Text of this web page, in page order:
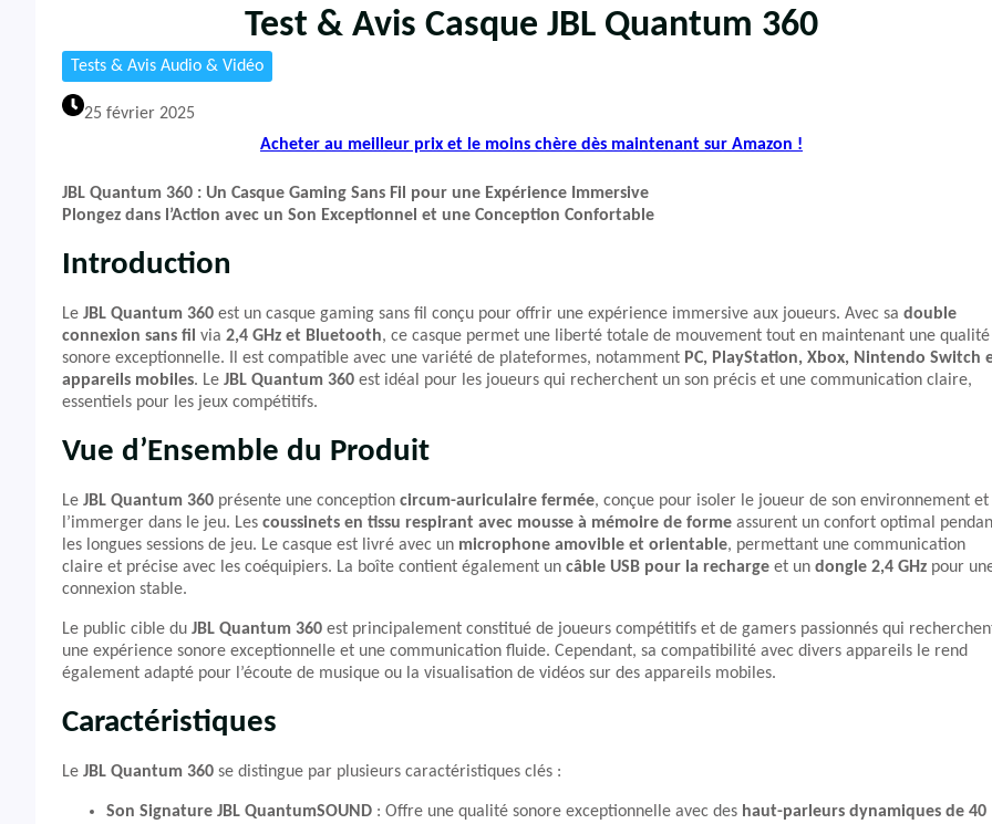
Test & Avis Casque JBL Quantum 360
Tests & Avis Audio & Vidéo
25 février 2025
Acheter au meilleur prix et le moins chère dès maintenant sur Amazon !
JBL Quantum 360 : Un Casque Gaming Sans Fil pour une Expérience Immersive
Plongez dans l’Action avec un Son Exceptionnel et une Conception Confortable
Introduction
Le JBL Quantum 360 est un casque gaming sans fil conçu pour offrir une expérience immersive aux joueurs. Avec sa double
connexion sans fil via 2,4 GHz et Bluetooth, ce casque permet une liberté totale de mouvement tout en maintenant une qualité
sonore exceptionnelle. Il est compatible avec une variété de plateformes, notamment PC, PlayStation, Xbox, Nintendo Switch
appareils mobiles. Le JBL Quantum 360 est idéal pour les joueurs qui recherchent un son précis et une communication claire,
essentiels pour les jeux compétitifs.
Vue d’Ensemble du Produit
Le JBL Quantum 360 présente une conception circum-auriculaire fermée, conçue pour isoler le joueur de son environnement et
l’immerger dans le jeu. Les coussinets en tissu respirant avec mousse à mémoire de forme assurent un confort optimal
les longues sessions de jeu. Le casque est livré avec un microphone amovible et orientable, permettant une communication
claire et précise avec les coéquipiers. La boîte contient également un câble USB pour la recharge et un dongle 2,4 GHz pour
connexion stable.
Le public cible du JBL Quantum 360 est principalement constitué de joueurs compétitifs et de gamers passionnés qui
une expérience sonore exceptionnelle et une communication fluide. Cependant, sa compatibilité avec divers appareils le rend
également adapté pour l’écoute de musique ou la visualisation de vidéos sur des appareils mobiles.
Caractéristiques
Le JBL Quantum 360 se distingue par plusieurs caractéristiques clés :
Son Signature JBL QuantumSOUND : Offre une qualité sonore exceptionnelle avec des haut-parleurs dynamiques de 40